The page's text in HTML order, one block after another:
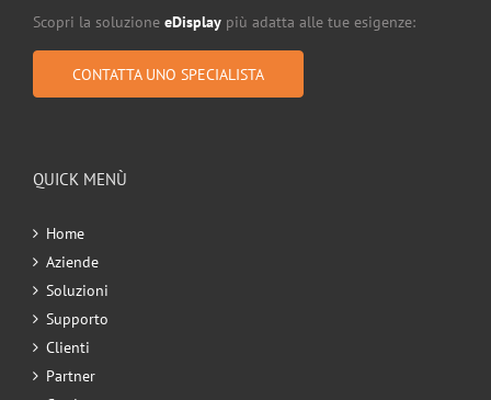
Scopri la soluzione eDisplay più adatta alle tue esigenze:
CONTATTA UNO SPECIALISTA
QUICK MENÙ
Home
Aziende
Soluzioni
Supporto
Clienti
Partner